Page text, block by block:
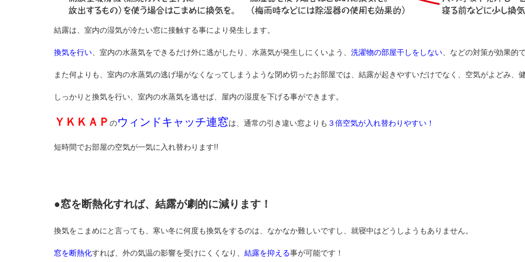
結露は、室内の湿気が冷たい窓に接触する事により発生します。
換気を行い、室内の水蒸気をできるだけ外に逃がしたり、水蒸気が発生しにくいよう、 洗濯物の部屋干しをしない、などの対策が効果的で
また何よりも、室内の水蒸気の逃げ場がなくなってしまうような閉め切ったお部屋では、結露が起きやすいだけでなく、空気がよどみ、
しっかりと換気を行い、室内の水蒸気を逃せば、屋内の湿度を下げる事ができます。
ＹＫＫＡＰ のウィンドキャッチ連窓は、通常の引き違い窓よりも ３倍空気が入れ替わりやすい！
短時間でお部屋の空気が一気に入れ替わります!!
●窓を断熱化すれば、結露が劇的に減ります！
換気をこまめにと言っても、寒い冬に何度も換気をするのは、なかなか難しいですし、就寝中はどうしようもありません。
窓を断熱化すれば、外の気温の影響を受けにくくなり、 結露を抑える事が可能です！